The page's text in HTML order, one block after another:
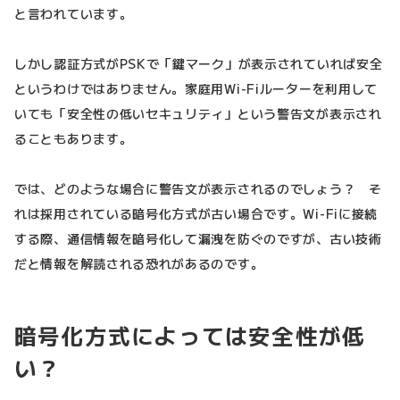
と言われています。
しかし認証方式がPSKで「鍵マーク」が表示されていれば安全
というわけではありません。家庭用Wi-Fiルーターを利用して
いても「安全性の低いセキュリティ」という警告文が表示され
ることもあります。
では、どのような場合に警告文が表示されるのでしょう？ そ
れは採用されている暗号化方式が古い場合です。Wi-Fiに接続
する際、通信情報を暗号化して漏洩を防ぐのですが、古い技術
だと情報を解読される恐れがあるのです。
暗号化方式によっては安全性が低
い？